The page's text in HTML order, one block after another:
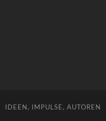
IDEEN, IMPULSE, AUTOREN